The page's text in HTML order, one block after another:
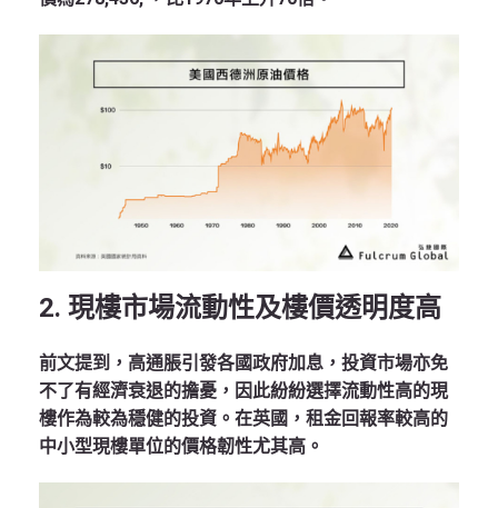
2. 現樓市場流動性及樓價透明度高
前文提到，高通脹引發各國政府加息，投資市場亦免
不了有經濟衰退的擔憂，因此紛紛選擇流動性高的現
樓作為較為穩健的投資。在英國，租金回報率較高的
中小型現樓單位的價格韌性尤其高。